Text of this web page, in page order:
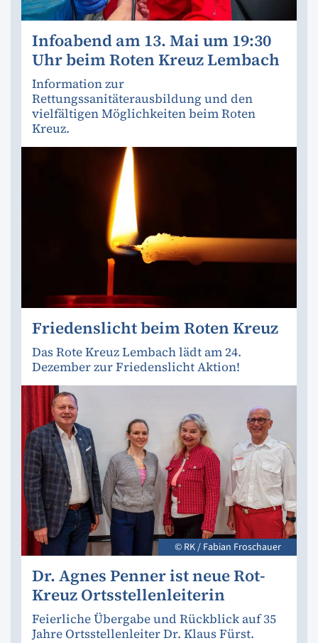
Infoabend am 13. Mai um 19:30
Uhr beim Roten Kreuz Lembach
Information zur
Rettungssanitäterausbildung und den
vielfältigen Möglichkeiten beim Roten
Kreuz.
Friedenslicht beim Roten Kreuz
Das Rote Kreuz Lembach lädt am 24.
Dezember zur Friedenslicht Aktion!
© RK / Fabian Froschauer
Dr. Agnes Penner ist neue Rot-
Kreuz Ortsstellenleiterin
Feierliche Übergabe und Rückblick auf 35
Jahre Ortsstellenleiter Dr. Klaus Fürst.